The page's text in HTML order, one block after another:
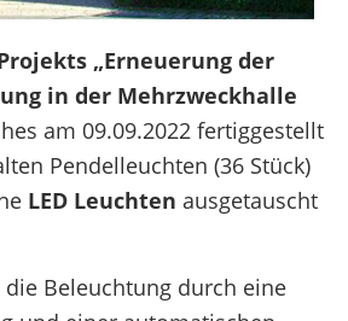
„Erneuerung der
in der Mehrzweckhalle
am 09.09.2022 fertiggestellt
Pendelleuchten (36 Stück)
LED Leuchten ausgetauscht
Beleuchtung durch eine